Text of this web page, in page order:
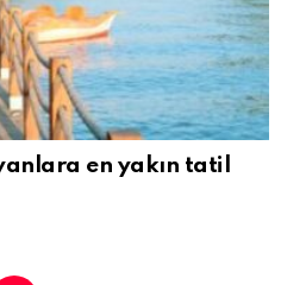
en yakın tatil